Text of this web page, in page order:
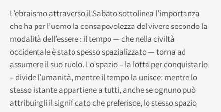
L’ebraismo attraverso il Sabato sottolinea l’importanza
che ha per l’uomo la consapevolezza del vivere secondo la
modalità dell’essere : il tempo — che nella civiltà
occidentale è stato spesso spazializzato — torna ad
assumere il suo ruolo. Lo spazio – la lotta per conquistarlo
– divide l’umanità, mentre il tempo la unisce: mentre lo
stesso istante appartiene a tutti, anche se ognuno può
attribuirgli il significato che preferisce, lo stesso spazio